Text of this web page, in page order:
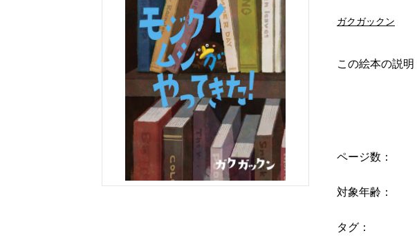
ガクガックン
この絵本の説明
ページ数：
対象年齢：
タグ：